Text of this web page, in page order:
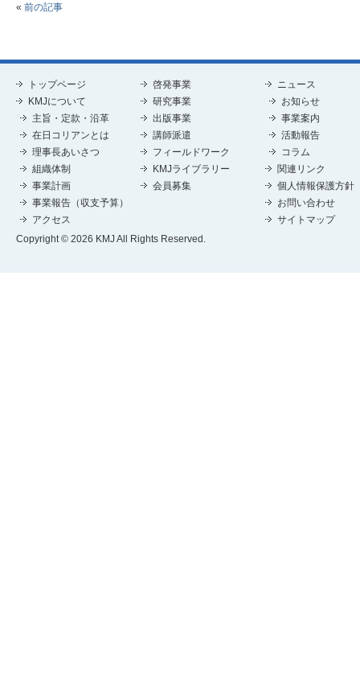
« 前の記事
トップページ
KMJについて
主旨・定款・沿革
在日コリアンとは
理事長あいさつ
組織体制
事業計画
事業報告（収支予算）
アクセス
啓発事業
研究事業
出版事業
講師派遣
フィールドワーク
KMJライブラリー
会員募集
ニュース
お知らせ
事業案内
活動報告
コラム
関連リンク
個人情報保護方針
お問い合わせ
サイトマップ
Copyright © 2026 KMJ All Rights Reserved.